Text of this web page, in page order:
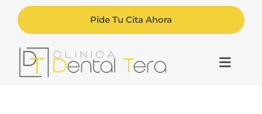
Saltar
contenido
Pide Tu Cita Ahora
Toggle